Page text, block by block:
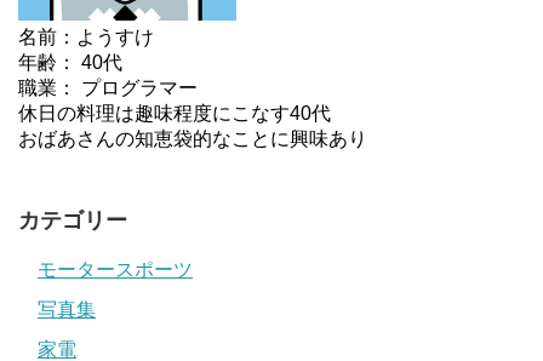
名前：ようすけ
年齢： 40代
職業： プログラマー
休日の料理は趣味程度にこなす40代
おばあさんの知恵袋的なことに興味あり
カテゴリー
モータースポーツ
写真集
家電